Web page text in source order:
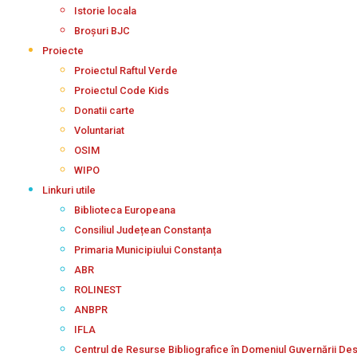
Istorie locala
Broșuri BJC
Proiecte
Proiectul Raftul Verde
Proiectul Code Kids
Donatii carte
Voluntariat
OSIM
WIPO
Linkuri utile
Biblioteca Europeana
Consiliul Județean Constanța
Primaria Municipiului Constanța
ABR
ROLINEST
ANBPR
IFLA
Centrul de Resurse Bibliografice în Domeniul Guvernării